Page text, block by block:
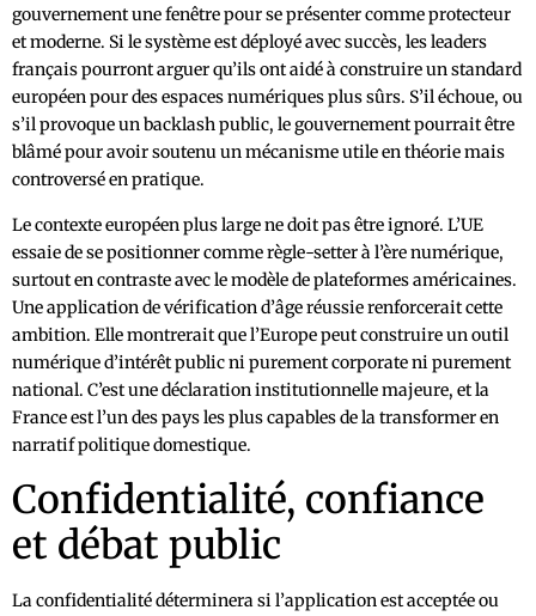
gouvernement une fenêtre pour se présenter comme protecteur
et moderne. Si le système est déployé avec succès, les leaders
français pourront arguer qu’ils ont aidé à construire un standard
européen pour des espaces numériques plus sûrs. S’il échoue, ou
s’il provoque un backlash public, le gouvernement pourrait être
blâmé pour avoir soutenu un mécanisme utile en théorie mais
controversé en pratique.
Le contexte européen plus large ne doit pas être ignoré. L’UE
essaie de se positionner comme règle-setter à l’ère numérique,
surtout en contraste avec le modèle de plateformes américaines.
Une application de vérification d’âge réussie renforcerait cette
ambition. Elle montrerait que l’Europe peut construire un outil
numérique d’intérêt public ni purement corporate ni purement
national. C’est une déclaration institutionnelle majeure, et la
France est l’un des pays les plus capables de la transformer en
narratif politique domestique.
Confidentialité, confiance
et débat public
La confidentialité déterminera si l’application est acceptée ou